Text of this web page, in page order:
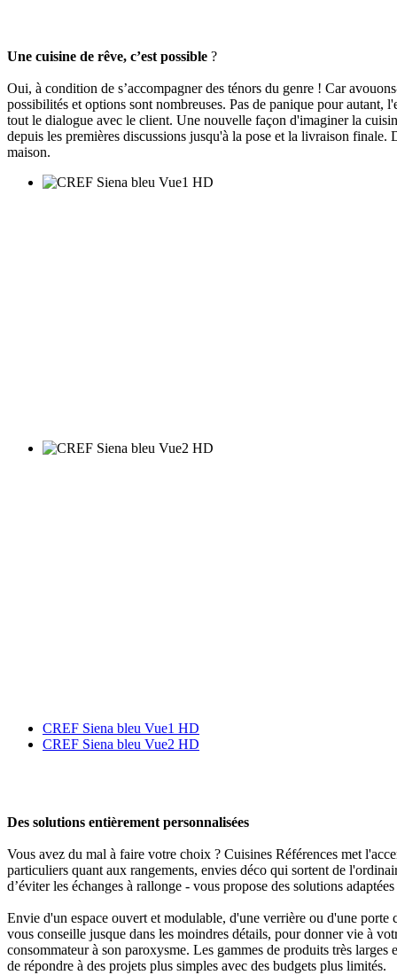
Une cuisine de rêve, c’est possible ?
Oui, à condition de s’accompagner des ténors du genre ! Car
possibilités et options sont nombreuses. Pas de panique pour
tout le dialogue avec le client. Une nouvelle façon d'imaginer la
depuis les premières discussions jusqu'à la pose et la livraison
maison.
CREF Siena bleu Vue1 HD
CREF Siena bleu Vue2 HD
Des solutions entièrement personnalisées
Vous avez du mal à faire votre choix ? Cuisines Références met
particuliers quant aux rangements, envies déco qui sortent de
d’éviter les échanges à rallonge - vous propose des solutions
Envie d'un espace ouvert et modulable, d'une verrière ou d'une
vous conseille jusque dans les moindres détails, pour donner vie à
consommateur à son paroxysme. Les gammes de produits très
de répondre à des projets plus simples avec des budgets plus limités.